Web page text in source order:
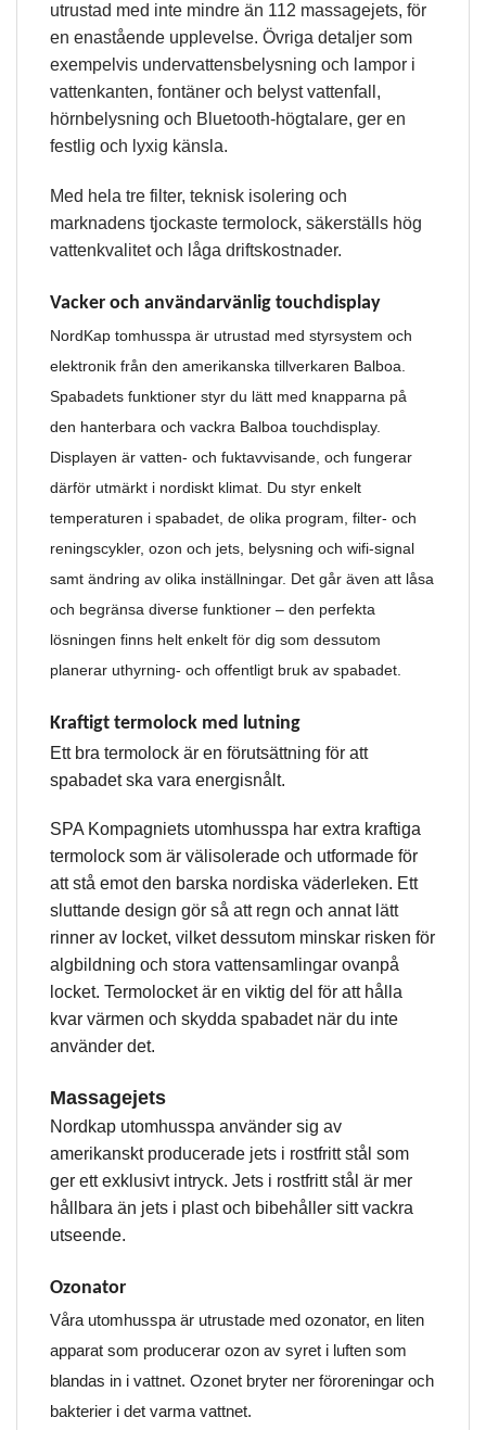
utrustad med inte mindre än 112 massagejets, för
en enastående upplevelse. Övriga detaljer som
exempelvis undervattensbelysning och lampor i
vattenkanten, fontäner och belyst vattenfall,
hörnbelysning och Bluetooth-högtalare, ger en
festlig och lyxig känsla.
Med hela tre filter, teknisk isolering och
marknadens tjockaste termolock, säkerställs hög
vattenkvalitet och låga driftskostnader.
Vacker och användarvänlig touchdisplay
NordKap tomhusspa är utrustad med styrsystem och
elektronik från den amerikanska tillverkaren Balboa.
Spabadets funktioner styr du lätt med knapparna på
den hanterbara och vackra Balboa touchdisplay.
Displayen är vatten- och fuktavvisande, och fungerar
därför utmärkt i nordiskt klimat. Du styr enkelt
temperaturen i spabadet, de olika program, filter- och
reningscykler, ozon och jets, belysning och wifi-signal
samt ändring av olika inställningar. Det går även att låsa
och begränsa diverse funktioner – den perfekta
lösningen finns helt enkelt för dig som dessutom
planerar uthyrning- och offentligt bruk av spabadet.
Kraftigt termolock med lutning
Ett bra termolock är en förutsättning för att
spabadet ska vara energisnålt.
SPA Kompagniets utomhusspa har extra kraftiga
termolock som är välisolerade och utformade för
att stå emot den barska nordiska väderleken. Ett
sluttande design gör så att regn och annat lätt
rinner av locket, vilket dessutom minskar risken för
algbildning och stora vattensamlingar ovanpå
locket. Termolocket är en viktig del för att hålla
kvar värmen och skydda spabadet när du inte
använder det.
Massagejets
Nordkap utomhusspa använder sig av
amerikanskt producerade jets i rostfritt stål som
ger ett exklusivt intryck. Jets i rostfritt stål är mer
hållbara än jets i plast och bibehåller sitt vackra
utseende.
Ozonator
Våra utomhusspa är utrustade med ozonator, en liten
apparat som producerar ozon av syret i luften som
blandas in i vattnet. Ozonet bryter ner föroreningar och
bakterier i det varma vattnet.